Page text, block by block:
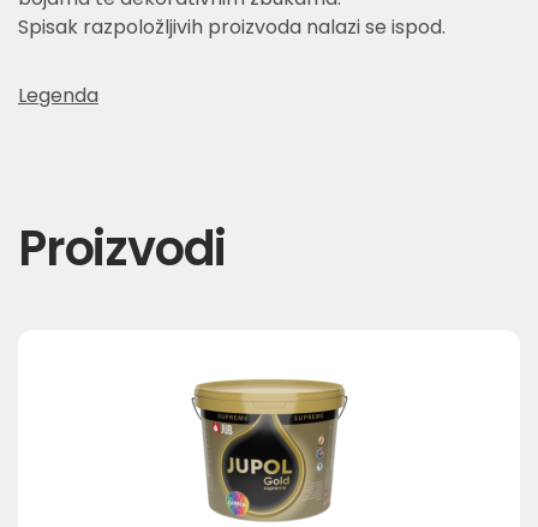
Spisak razpoložljivih proizvoda nalazi se ispod.
Legenda
Proizvodi